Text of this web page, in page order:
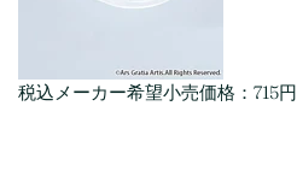
税込メーカー希望小売価格：715円